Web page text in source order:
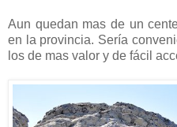
Aun quedan mas de un
en la provincia. Sería
los de mas valor y de fácil